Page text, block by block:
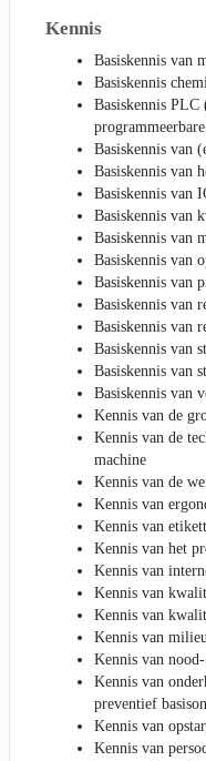
Kennis
Basiskennis van
Basiskennis
Basiskennis
Basiskennis van
Basiskennis van
Basiskennis van
Basiskennis van
Basiskennis van
Basiskennis van
Basiskennis van
Basiskennis van
Basiskennis van
Basiskennis van
Basiskennis van
Basiskennis van
Kennis van de
Kennis van de
machine
Kennis van de
Kennis van
Kennis van
Kennis van het
Kennis van
Kennis van
Kennis van
Kennis van
Kennis van
Kennis van
preventief
Kennis van
Kennis van